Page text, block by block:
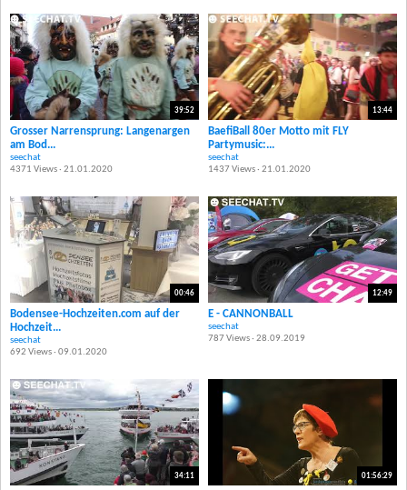
39:52
Grosser Narrensprung: Langenargen
am Bod...
seechat
4371 Views · 21.01.2020
13:44
BaefiBall 80er Motto mit FLY
Partymusic:...
seechat
1437 Views · 21.01.2020
00:46
Bodensee-Hochzeiten.com auf der
Hochzeit...
seechat
692 Views · 09.01.2020
12:49
E - CANNONBALL
seechat
787 Views · 28.09.2019
34:11 01:56:29